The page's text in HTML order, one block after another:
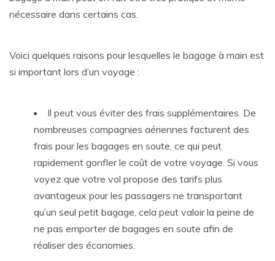
nécessaire dans certains cas.
Voici quelques raisons pour lesquelles le bagage à main est
si important lors d’un voyage :
Il peut vous éviter des frais supplémentaires. De
nombreuses compagnies aériennes facturent des
frais pour les bagages en soute, ce qui peut
rapidement gonfler le coût de votre voyage. Si vous
voyez que votre vol propose des tarifs plus
avantageux pour les passagers ne transportant
qu’un seul petit bagage, cela peut valoir la peine de
ne pas emporter de bagages en soute afin de
réaliser des économies.